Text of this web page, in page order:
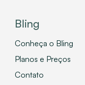
Bling
Conheça o Bling
Planos e Preços
Contato